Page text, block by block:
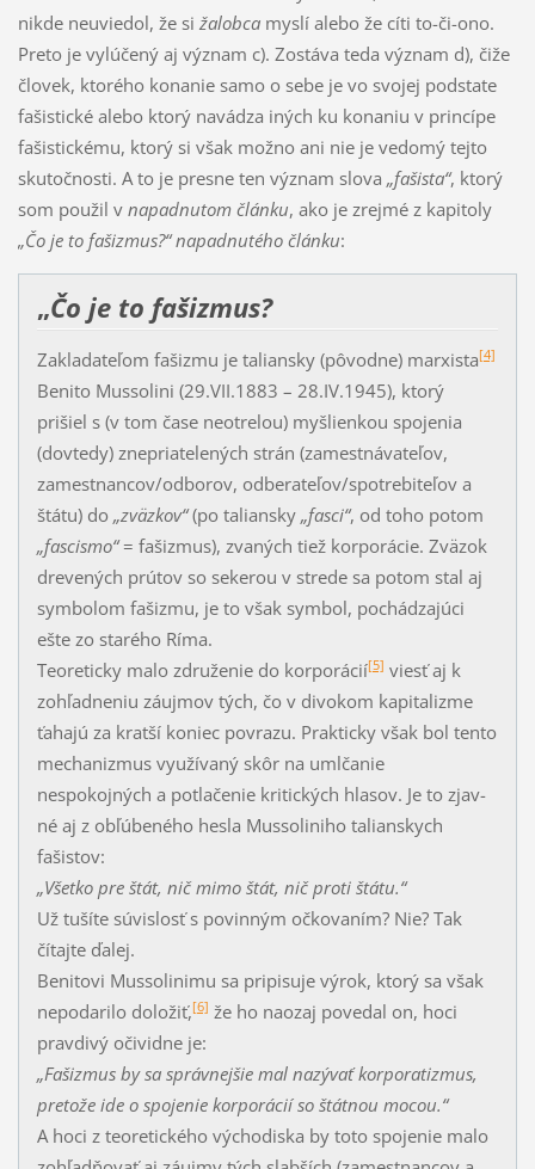
nikde ne­uvie­dol, že si žalobcamys­lí alebo že cíti to-či-ono.
Preto je vylúčený aj význam c). Zostáva teda vý­znam d), čiže
človek, ktorého konanie samo o sebe je vo svojej podstate
fašistické alebo ktorý na­vá­dza iných ku konaniu v princípe
fašistickému, ktorý si však možno ani nie je vedomý tejto
skutoč­nosti. A to je presne ten význam slova „fašista“, ktorý
som použil v napadnutom článku, ako je zrej­mé z kapito­ly
„Čo je to fašizmus?“ napadnutého článku:
„Čo je to fašizmus?
Zakladateľom fašizmu je taliansky (pôvodne) marxista[4]
Benito Mussolini (29.VII.1883 – 28.IV.1945), ktorý
prišiel s (v tom čase neotrelou) myšlienkou spojenia
(dovtedy) zne­pria­telených strán (zamestnávateľov,
zamestnancov/odborov, odberateľov/spotrebiteľov a
štátu) do „zväzkov“(po taliansky „fasci“, od toho potom
„fascismo“= fašizmus), zva­ných tiež korporácie. Zväzok
drevených prútov so sekerou v strede sa potom stal aj
symbolom fašizmu, je to však symbol, pochádzajúci
ešte zo starého Ríma.
Teoreticky malo združenie do korporácií[5] viesť aj k
zohľadneniu záujmov tých, čo v di­vo­kom kapitalizme
ťahajú za kratší koniec povrazu. Prakticky však bol tento
mechaniz­mus využívaný skôr na umlčanie
nespokojných a potlačenie kritických hlasov. Je to zjav­
né aj z obľúbeného hesla Mussoliniho talianskych
fašistov:
„Všetko pre štát, nič mimo štát, nič proti štátu.“
Už tušíte súvislosť s povinným očkovaním? Nie? Tak
čítajte ďalej.
Benitovi Mussolinimu sa pripisuje výrok, ktorý sa však
nepodarilo doložiť,[6] že ho naozaj povedal on, hoci
pravdivý očividne je:
„Fašizmus by sa správnejšie mal nazývať korporatizmus,
pretože ide o spojenie korpo­rácií so štátnou mocou.“
A hoci z teoretického východiska by toto spojenie malo